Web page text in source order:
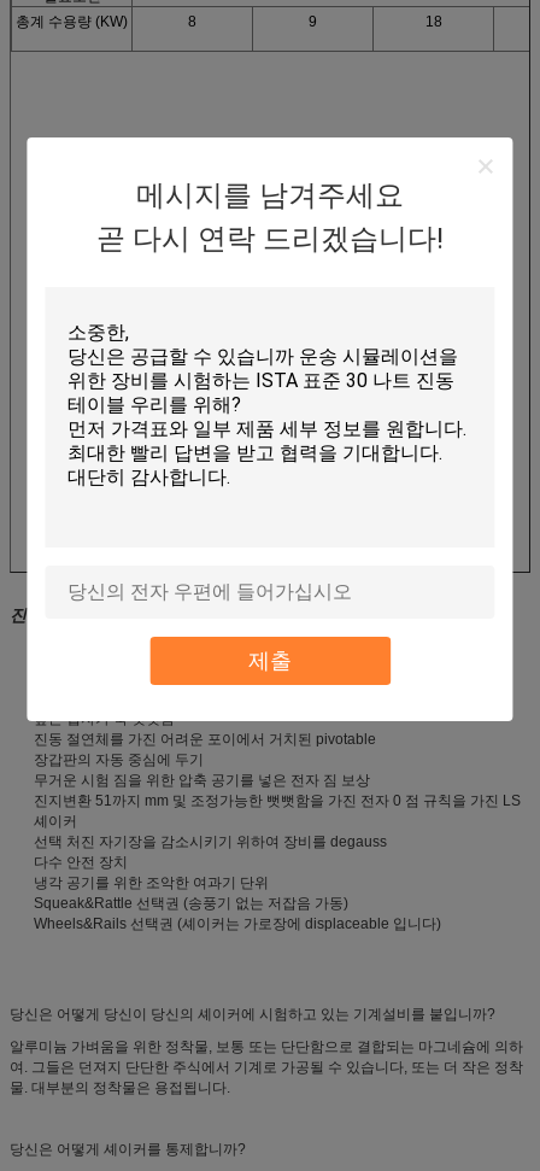
메시지를 남겨주세요
곧 다시 연락 드리겠습니다!
제출
총계 수용량 (KW)
8 9 18
진동 테스트
높은 십자가 축 뻣뻣함
진동 절연체를 가진 어려운 포이에서 거치된 pivotable
장갑판의 자동 중심에 두기
무거운 시험 짐을 위한 압축 공기를 넣은 전자 짐 보상
진지변환 51까지 mm 및 조정가능한 뻣뻣함을 가진 전자 0 점 규칙을 가진 LS
셰이커
선택 처진 자기장을 감소시키기 위하여 장비를 degauss
다수 안전 장치
냉각 공기를 위한 조악한 여과기 단위
Squeak&Rattle 선택권 (송풍기 없는 저잡음 가동)
Wheels&Rails 선택권 (셰이커는 가로장에 displaceable 입니다)
당신은 어떻게 당신이 당신의 셰이커에 시험하고 있는 기계설비를 붙입니까?
알루미늄 가벼움을 위한 정착물, 보통 또는 단단함으로 결합되는 마그네슘에 의하
여. 그들은 던져지 단단한 주식에서 기계로 가공될 수 있습니다, 또는 더 작은 정착
물. 대부분의 정착물은 용접됩니다.
당신은 어떻게 셰이커를 통제합니까?